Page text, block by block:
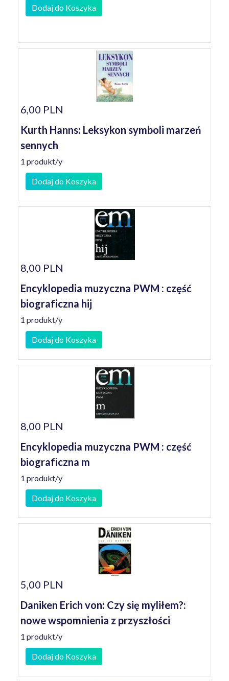
Dodaj do Koszyka
6,00 PLN
Kurth Hanns: Leksykon symboli marzeń
sennych
1 produkt/y
Dodaj do Koszyka
8,00 PLN
Encyklopedia muzyczna PWM : część
biograficzna hij
1 produkt/y
Dodaj do Koszyka
8,00 PLN
Encyklopedia muzyczna PWM : część
biograficzna m
1 produkt/y
Dodaj do Koszyka
5,00 PLN
Daniken Erich von: Czy się myliłem?:
nowe wspomnienia z przyszłości
1 produkt/y
Dodaj do Koszyka